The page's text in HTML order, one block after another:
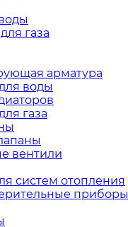
газа
арматура
воды
газа
вентили
систем отопления
приборы